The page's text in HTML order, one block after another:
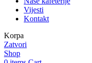
Vijesti
Kontakt
Korpa
Zatvori
Shop